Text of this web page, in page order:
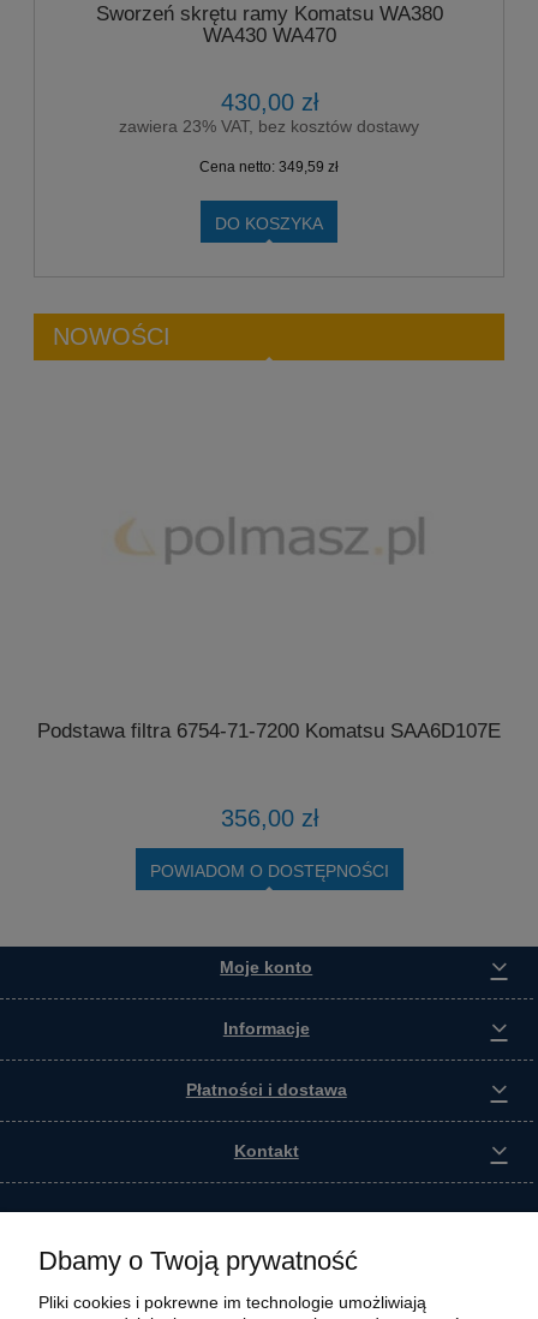
Sworzeń skrętu ramy Komatsu WA380
WA430 WA470
430,00 zł
zawiera 23% VAT, bez kosztów dostawy
Cena netto: 349,59 zł
DO KOSZYKA
NOWOŚCI
Podstawa filtra 6754-71-7200 Komatsu SAA6D107E
356,00 zł
POWIADOM O DOSTĘPNOŚCI
Moje konto
Informacje
Płatności i dostawa
Kontakt
Dbamy o Twoją prywatność
Pliki cookies i pokrewne im technologie umożliwiają